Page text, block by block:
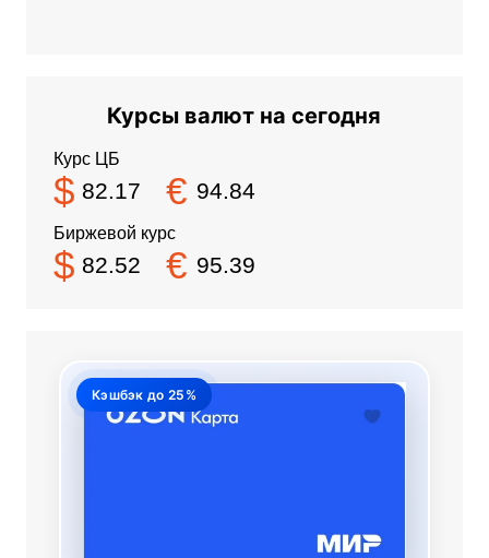
Курсы валют на сегодня
Курс ЦБ
$ 82.17 € 94.84
Биржевой курс
$ 82.52 € 95.39
Кэшбэк до 25%